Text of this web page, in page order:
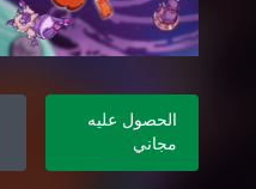
الحصول عليه
مجاني